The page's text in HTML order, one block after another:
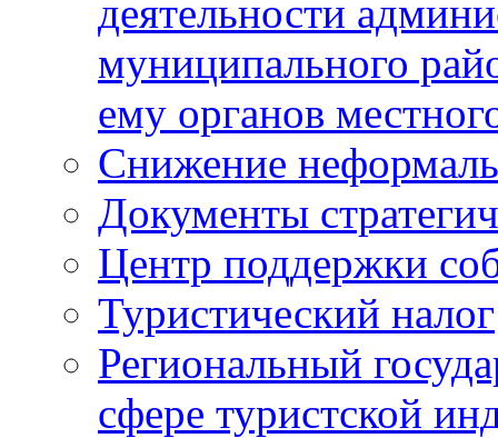
деятельности
муниципального
ему органов
Снижение
Документы
Центр поддержки
Туристический налог
Региональный
сфере туристской